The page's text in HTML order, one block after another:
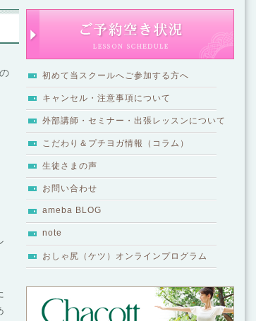
初めて当スクールへご参加する方へ
キャンセル・注意事項について
外部講師・セミナー・出張レッスンについて
こだわり＆プチヨガ情報（コラム）
生徒さまの声
お問い合わせ
ameba BLOG
note
おしゃ尻（ケツ）オンラインプログラム